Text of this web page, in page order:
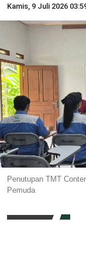
Kamis, 9 Juli 2026
Penutupan TMT
Pemuda